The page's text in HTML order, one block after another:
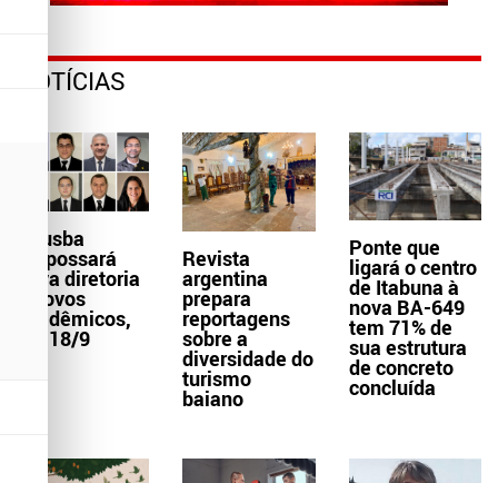
NOTÍCIAS
Aljusba
empossará
nova diretoria
e novos
acadêmicos,
dia 18/9
Revista
argentina
prepara
reportagens
sobre a
diversidade do
turismo
baiano
Ponte que
ligará o centro
de Itabuna à
nova BA-649
tem 71% de
sua estrutura
de concreto
concluída